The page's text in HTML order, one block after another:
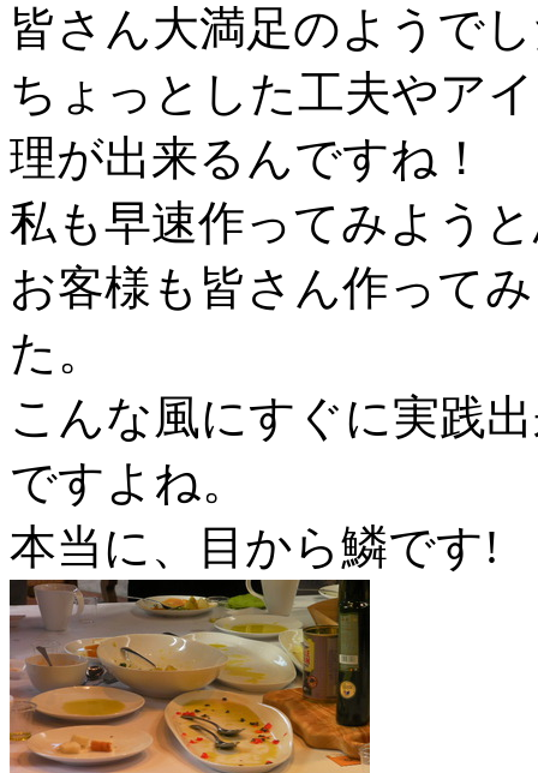
皆さん大満足のようで
ちょっとした工夫やア
理が出来るんですね！
私も早速作ってみよう
お客様も皆さん作って
た。
こんな風にすぐに実践
ですよね。
本当に、目から鱗です!